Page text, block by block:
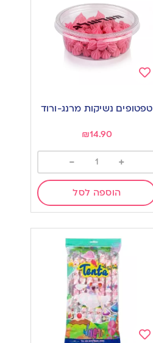
to
טפטופים נשיקות מרנג-ורוד
₪14.90
+
-
הוספה לסל